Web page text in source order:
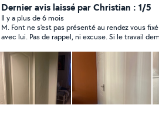
rideaux Donner une seconde vie à vos
anciens, Ponçage Fenêtres, Portes, Murs, Capable de
faire de l'enduit, Nettoyage de voitures, Entretien et
Ménage, Bon bricoleur pour petit travaux en tout
genre. Possède tout type d'outils. N'hésitez pas, je
répond à vos questions et demandes
Cordialement.
Dernier avis laissé par Christian : 1/5
Il y a plus de 6 mois
M. Font ne s'est pas présenté au rendez vous
avec lui. Pas de rappel, ni excuse. Si le travail
savoir. Résultat total discrédit de ce monsieur
"Allovoisins". CQFDire. Cordialement